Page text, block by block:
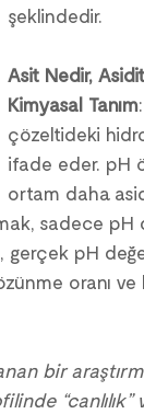
şeklindedir.
Asit Nedir,
Kimyasal Tanım
çözeltideki
ifade eder. pH
ortam daha
sadece
gerçek pH
oranı
bir
“canlılık”